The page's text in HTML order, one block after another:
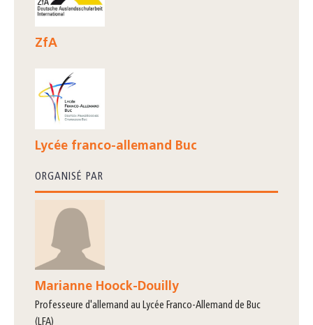
ZfA
Lycée franco-allemand Buc
ORGANISÉ PAR
Marianne Hoock-Douilly
professeure d'allemand au Lycée Franco-Allemand de Buc
(LFA)